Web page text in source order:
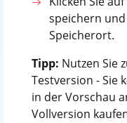
speichern
Speicherort.
Tipp: Nutzen Sie
Testversion - Sie
in der Vorschau
Vollversion